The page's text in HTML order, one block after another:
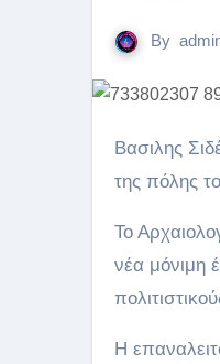
By
Βασιλης Σιδέρης : Το Αρχαιολογικό Μουσείου Άργους ένας από τους σημαντικότερους πολιτιστικούς χώρους
της πόλης
Το
νέα μόνιμη
Η